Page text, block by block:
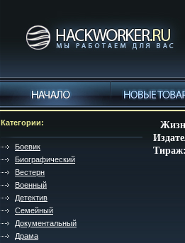
Категории:
Боевик
Биографический
Вестерн
Военный
Детектив
Семейный
Документальный
Драма